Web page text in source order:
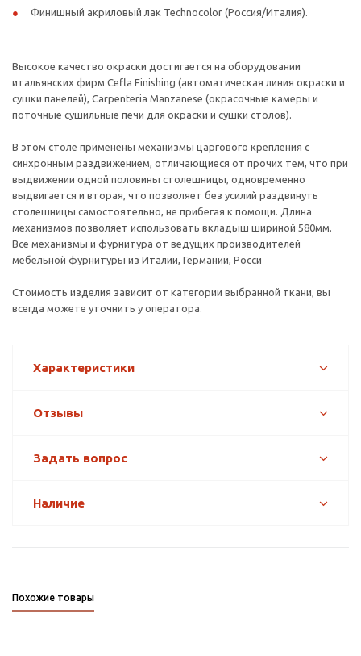
Финишный акриловый лак Technocolor (Россия/Италия).
Высокое качество окраски достигается на оборудовании
итальянских фирм Cefla Finishing (автоматическая линия окраски и
сушки панелей), Carpenteria Manzanese (окрасочные камеры и
поточные сушильные печи для окраски и сушки столов).
В этом столе применены механизмы царгового крепления с
синхронным раздвижением, отличающиеся от прочих тем, что при
выдвижении одной половины столешницы, одновременно
выдвигается и вторая, что позволяет без усилий раздвинуть
столешницы самостоятельно, не прибегая к помощи. Длина
механизмов позволяет использовать вкладыш шириной 580мм.
Все механизмы и фурнитура от ведущих производителей
мебельной фурнитуры из Италии, Германии, Росси
Стоимость изделия зависит от категории выбранной ткани, вы
всегда можете уточнить у оператора.
Характеристики
Отзывы
Задать вопрос
Наличие
Похожие товары